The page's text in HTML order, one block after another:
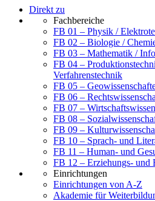
Direkt zu
Fachbereiche
FB 01 – Physik /
FB 02 – Biologie /
FB 03 – Mathematik /
FB 04 –
Verfahrenstechnik
FB 05 –
FB 06 –
FB 07 –
FB 08 –
FB 09 –
FB 10 – Sprach- und
FB 11 – Human- und
FB 12 – Erziehungs- und
Einrichtungen
Einrichtungen von A-Z
Akademie für